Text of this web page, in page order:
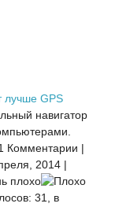
лучше GPS
навигатор
Комментарии |
2014 |
31, в